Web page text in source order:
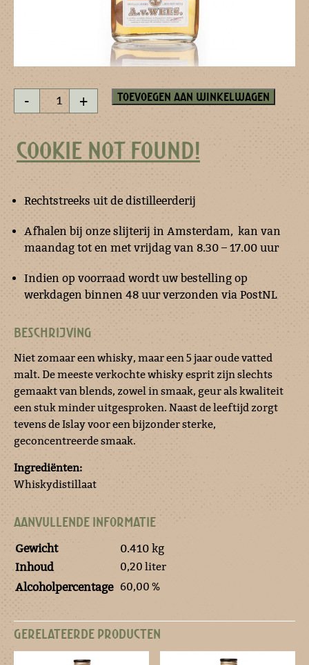
-
Whisky
esprit
aantal
+ Toevoegen aan winkelwagen
COOKIE NOT FOUND!
Rechtstreeks uit de distilleerderij
Afhalen bij onze slijterij in Amsterdam, kan van
maandag tot en met vrijdag van 8.30 – 17.00 uur
Indien op voorraad wordt uw bestelling op
werkdagen binnen 48 uur verzonden via PostNL
BESCHRIJVING
Niet zomaar een whisky, maar een 5 jaar oude vatted
malt. De meeste verkochte whisky esprit zijn slechts
gemaakt van blends, zowel in smaak, geur als kwaliteit
een stuk minder uitgesproken. Naast de leeftijd zorgt
tevens de Islay voor een bijzonder sterke,
geconcentreerde smaak.
Ingrediënten:
Whiskydistillaat
AANVULLENDE INFORMATIE
Gewicht
0.410 kg
Inhoud
0,20 liter
Alcoholpercentage 60,00 %
GERELATEERDE PRODUCTEN